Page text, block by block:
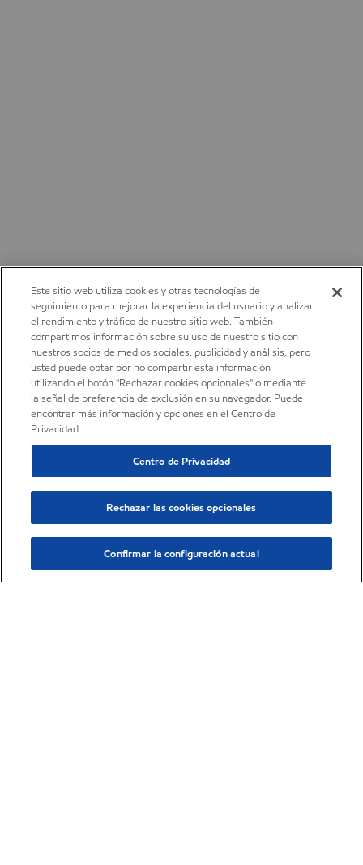
Este sitio web utiliza cookies y otras tecnologías de
seguimiento para mejorar la experiencia del usuario y analizar
el rendimiento y tráfico de nuestro sitio web. También
compartimos información sobre su uso de nuestro sitio con
nuestros socios de medios sociales, publicidad y análisis, pero
usted puede optar por no compartir esta información
utilizando el botón "Rechazar cookies opcionales" o mediante
la señal de preferencia de exclusión en su navegador. Puede
encontrar más información y opciones en el Centro de
Privacidad.
Centro de Privacidad
Rechazar las cookies opcionales
Confirmar la configuración actual